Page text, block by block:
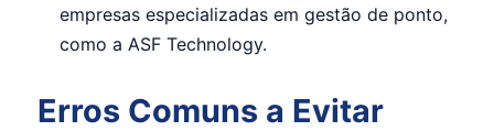
empresas especializadas em gestão de ponto,
como a ASF Technology.
Erros Comuns a Evitar